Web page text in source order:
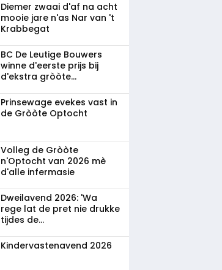
Diemer zwaai d'af na acht
mooie jare n'as Nar van 't
Krabbegat
BC De Leutige Bouwers
winne d'eerste prijs bij
d'ekstra gròòte...
Prinsewage evekes vast in
de Gròòte Optocht
Volleg de Gròòte
n'Optocht van 2026 mè
d'alle infermasie
Dweilavend 2026: 'Wa
rege lat de pret nie drukke
tijdes de...
Kindervastenavend 2026